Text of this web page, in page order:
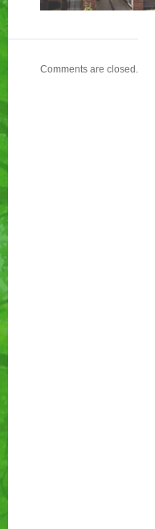
Comments are closed.